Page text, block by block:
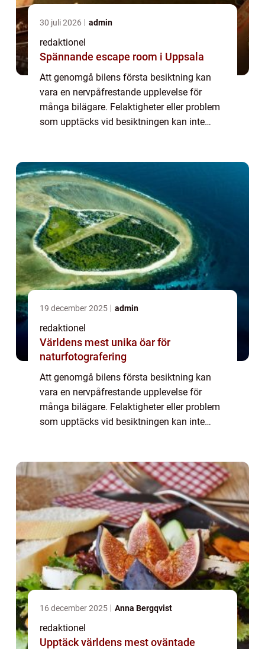
30 juli 2026 admin
redaktionel
Spännande escape room i Uppsala
Att genomgå bilens första besiktning kan
vara en nervpåfrestande upplevelse för
många bilägare. Felaktigheter eller problem
som upptäcks vid besiktningen kan inte
19 december 2025 admin
redaktionel
Världens mest unika öar för
naturfotografering
Att genomgå bilens första besiktning kan
vara en nervpåfrestande upplevelse för
många bilägare. Felaktigheter eller problem
som upptäcks vid besiktningen kan inte
16 december 2025 Anna Bergqvist
redaktionel
Upptäck världens mest oväntade